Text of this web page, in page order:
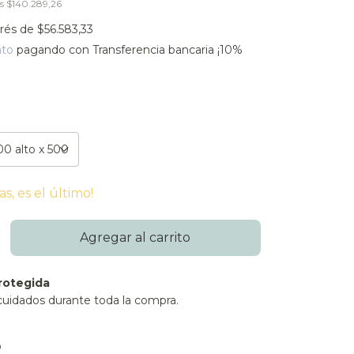
$140.289,26
de $56.583,33
pagando con Transferencia bancaria ¡10%
es el último!
durante toda la compra.